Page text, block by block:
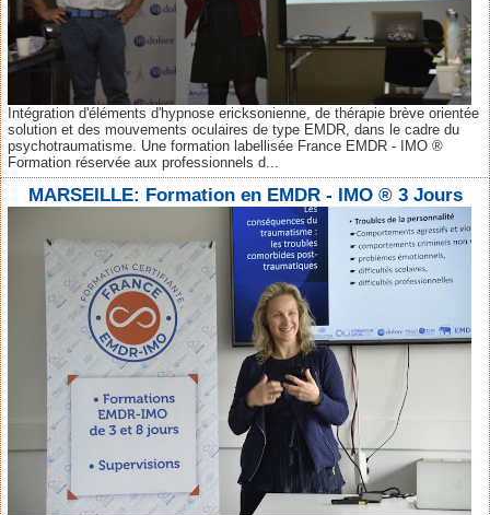
Intégration d'éléments d'hypnose ericksonienne, de thérapie brève orientée
solution et des mouvements oculaires de type EMDR, dans le cadre du
psychotraumatisme. Une formation labellisée France EMDR - IMO ®
Formation réservée aux professionnels d...
MARSEILLE: Formation en EMDR - IMO ® 3 Jours